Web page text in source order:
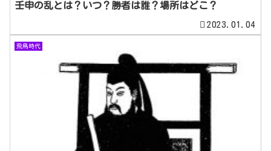
壬申の乱とは？いつ？勝者は誰？場所はどこ？
2023.01.04
飛鳥時代